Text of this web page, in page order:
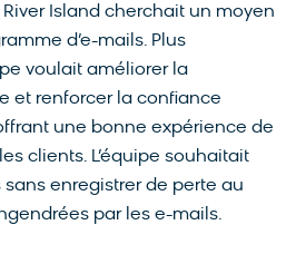
River Island cherchait un moyen
d’e-mails. Plus
voulait améliorer la
et renforcer la confiance
une bonne expérience de
clients. L’équipe souhaitait
enregistrer de perte au
par les e-mails.